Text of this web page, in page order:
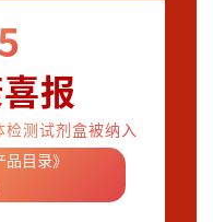
报
测试剂盒被纳入
品目录》